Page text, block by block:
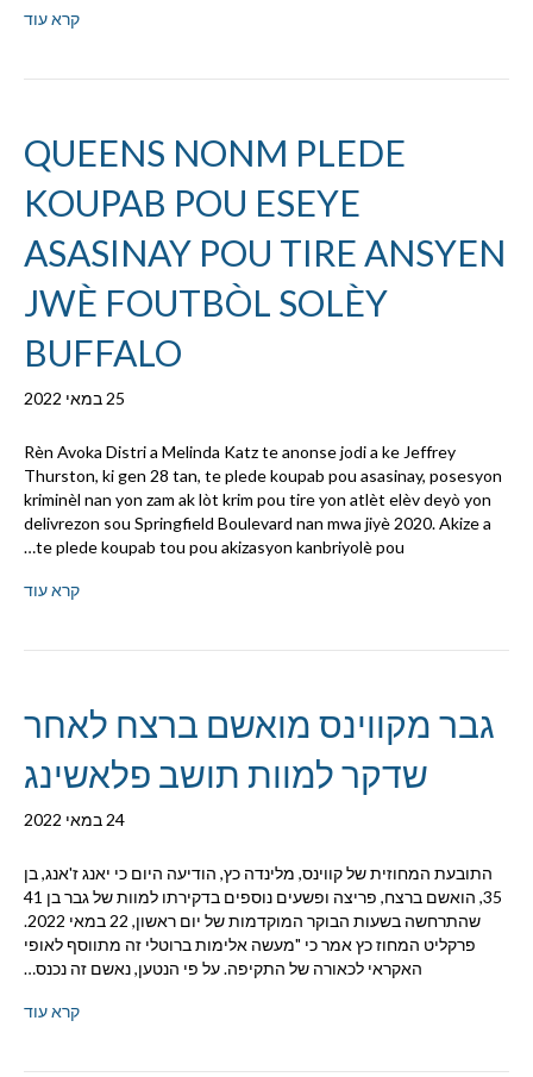
קרא עוד
QUEENS NONM PLEDE
KOUPAB POU ESEYE
ASASINAY POU TIRE ANSYEN
JWÈ FOUTBÒL SOLÈY
BUFFALO
25 במאי 2022
Rèn Avoka Distri a Melinda Katz te anonse jodi a ke Jeffrey
Thurston, ki gen 28 tan, te plede koupab pou asasinay, posesyon
kriminèl nan yon zam ak lòt krim pou tire yon atlèt elèv deyò yon
delivrezon sou Springfield Boulevard nan mwa jiyè 2020. Akize a
te plede koupab tou pou akizasyon kanbriyolè pou…
קרא עוד
גבר מקווינס מואשם ברצח לאחר
שדקר למוות תושב פלאשינג
24 במאי 2022
התובעת המחוזית של קווינס, מלינדה כץ, הודיעה היום כי יאנג ז'אנג, בן
35, הואשם ברצח, פריצה ופשעים נוספים בדקירתו למוות של גבר בן 41
שהתרחשה בשעות הבוקר המוקדמות של יום ראשון, 22 במאי 2022.
פרקליט המחוז כץ אמר כי "מעשה אלימות ברוטלי זה מתווסף לאופי
האקראי לכאורה של התקיפה. על פי הנטען, נאשם זה נכנס…
קרא עוד